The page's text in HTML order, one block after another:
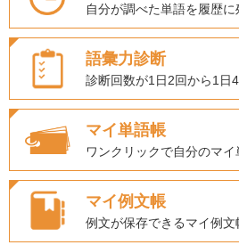
自分が調べた単語を履歴に
語彙力診断
診断回数が1日2回から1日
マイ単語帳
ワンクリックで自分のマ
マイ例文帳
例文が保存できるマイ例文